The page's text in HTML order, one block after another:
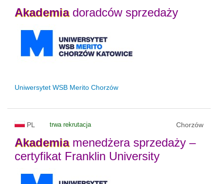
Akademiadoradców sprzedaży
Uniwersytet WSB Merito Chorzów
PL trwa rekrutacja Chorzów
Akademiamenedżera sprzedaży –
certyfikat Franklin University